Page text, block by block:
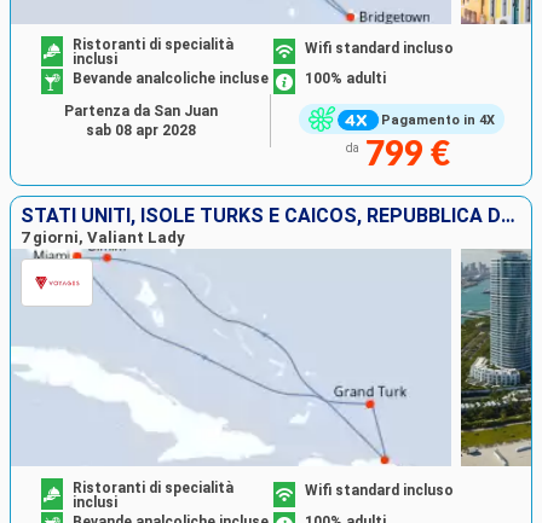
Pagamento in 4X
Ristoranti di specialità
inclusi
Wifi standard incluso
Bevande analcoliche incluse
100% adulti
da 799 €
Partenza da San Juan
sab 08 apr 2028
STATI UNITI, ISOLE TURKS E CAICOS, REPUBBLICA DOMINICANA, BAHAMAS
7 giorni, Valiant Lady
Ristoranti di specialità
inclusi
Wifi standard incluso